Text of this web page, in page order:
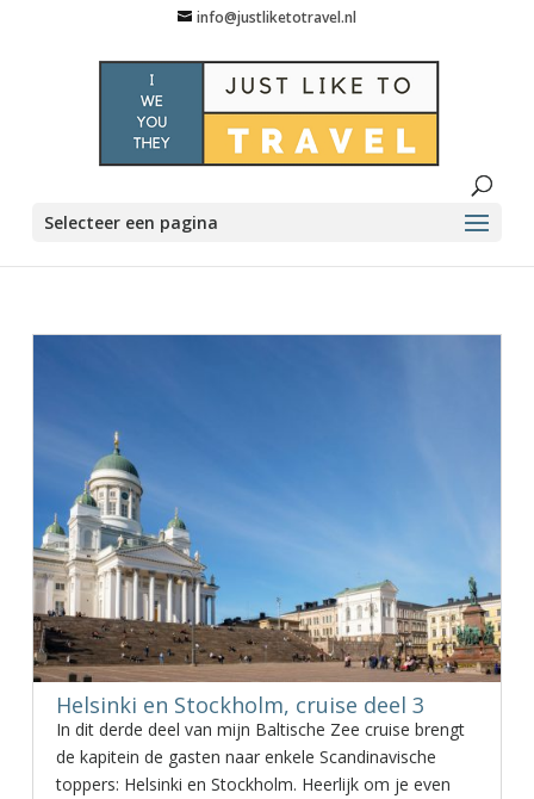
info@justliketotravel.nl
Selecteer een pagina
Helsinki en Stockholm, cruise deel 3
In dit derde deel van mijn Baltische Zee cruise brengt
de kapitein de gasten naar enkele Scandinavische
toppers: Helsinki en Stockholm. Heerlijk om je even